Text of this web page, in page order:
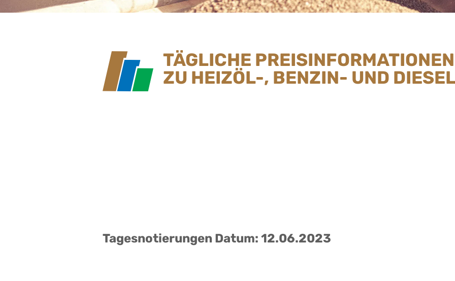
TÄGLICHE PREISINFORMATIONEN
ZU HEIZÖL-, BENZIN- UND
Tagesnotierungen Datum: 12.06.2023